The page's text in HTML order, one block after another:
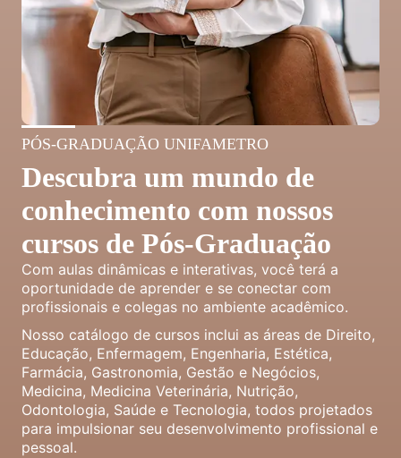
PÓS-GRADUAÇÃO UNIFAMETRO
Descubra um mundo de
conhecimento com nossos
cursos de Pós-Graduação
Com aulas dinâmicas e interativas, você terá a
oportunidade de aprender e se conectar com
profissionais e colegas no ambiente acadêmico.
Nosso catálogo de cursos inclui as áreas de Direito,
Educação, Enfermagem, Engenharia, Estética,
Farmácia, Gastronomia, Gestão e Negócios,
Medicina, Medicina Veterinária, Nutrição,
Odontologia, Saúde e Tecnologia, todos projetados
para impulsionar seu desenvolvimento profissional e
pessoal.